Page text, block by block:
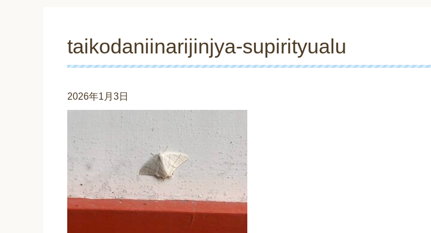
taikodaniinarijinjya-supirityualu
2026年1月3日